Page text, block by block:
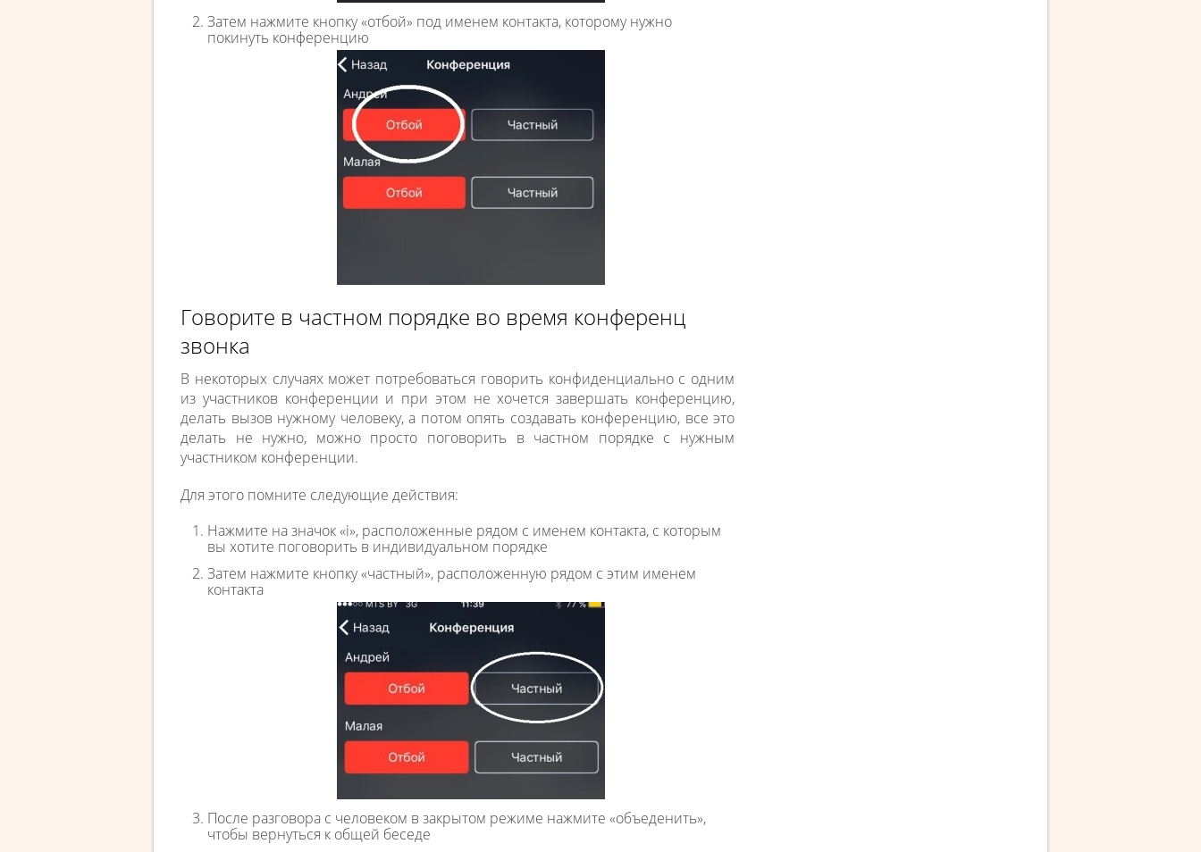
Затем нажмите кнопку «отбой» под именем контакта, которому нужно
покинуть конференцию
Говорите в частном порядке во время конференц
звонка
В некоторых случаях может потребоваться говорить конфиденциально с одним
из участников конференции и при этом не хочется завершать конференцию,
делать вызов нужному человеку, а потом опять создавать конференцию, все это
делать не нужно, можно просто поговорить в частном порядке с нужным
участником конференции.
Для этого помните следующие действия:
Нажмите на значок «i», расположенные рядом с именем контакта, с которым
вы хотите поговорить в индивидуальном порядке
Затем нажмите кнопку «частный», расположенную рядом с этим именем
контакта
После разговора с человеком в закрытом режиме нажмите «объеденить»,
чтобы вернуться к общей беседе